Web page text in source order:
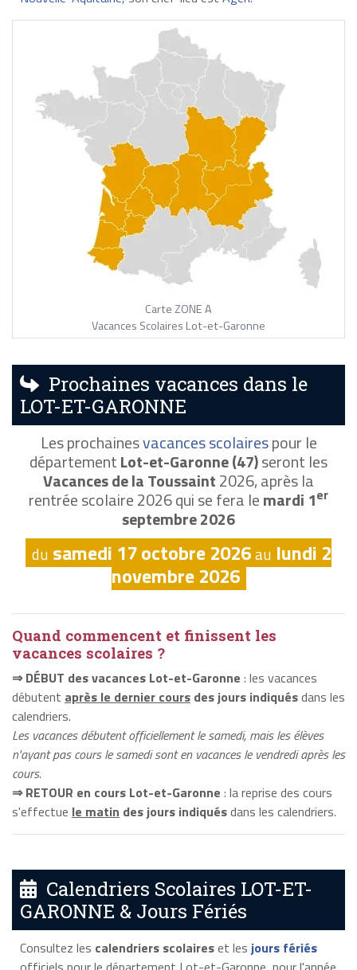
Carte ZONE A
Vacances Scolaires Lot-et-Garonne
Prochaines vacances dans le
LOT-ET-GARONNE
Les prochainesvacances scolairespour le
départementLot-et-Garonne (47)seront les
Vacances de la Toussaint2026, après la
rentrée scolaire 2026 qui se fera lemardi 1er
septembre 2026
du samedi 17 octobre 2026au lundi 2
novembre 2026
Quand commencent et finissent les
vacances scolaires ?
⇒ DÉBUT des vacances Lot-et-Garonne : les vacances
débutent après le dernier cours des jours indiquésdans les
calendriers.
Les vacances débutent officiellement le samedi, mais les élèves
n'ayant pas cours le samedi sont en vacances le vendredi après les
cours.
⇒ RETOUR en cours Lot-et-Garonne : la reprise des cours
s'effectue le matin des jours indiquésdans les calendriers.
Calendriers Scolaires LOT-ET-
GARONNE & Jours Fériés
Consultez les calendriers scolaireset les jours fériés